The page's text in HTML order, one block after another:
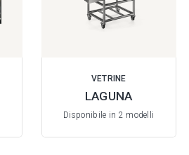
VETRINE
LAGUNA
Disponibile in 2 modelli